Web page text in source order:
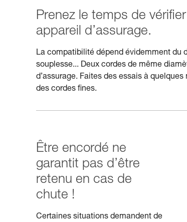
Prenez le temps de
appareil d’assurage.
La compatibilité dépend évidemment du
souplesse... Deux cordes de même
d’assurage. Faites des essais à
des cordes fines.
Être encordé ne
garantit pas d’être
retenu en cas de
chute !
Certaines situations demandent de